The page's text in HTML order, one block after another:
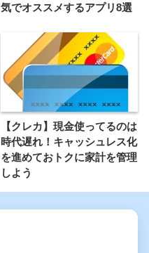
気でオススメするアプリ8選
【クレカ】現金使ってるのは
時代遅れ！キャッシュレス化
を進めておトクに家計を管理
しよう